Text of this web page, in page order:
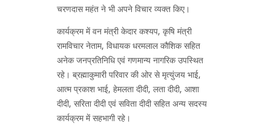
चरणदास महंत ने भी अपने विचार व्यक्त किए।
कार्यक्रम में वन मंत्री केदार कश्यप, कृषि मंत्री
रामविचार नेताम, विधायक धरमलाल कौशिक सहित
अनेक जनप्रतिनिधि एवं गणमान्य नागरिक उपस्थित
रहे। ब्रह्माकुमारी परिवार की ओर से मृत्युंजय भाई,
आत्म प्रकाश भाई, हेमलता दीदी, लता दीदी, आशा
दीदी, सरिता दीदी एवं सविता दीदी सहित अन्य सदस्य
कार्यक्रम में सहभागी रहे।